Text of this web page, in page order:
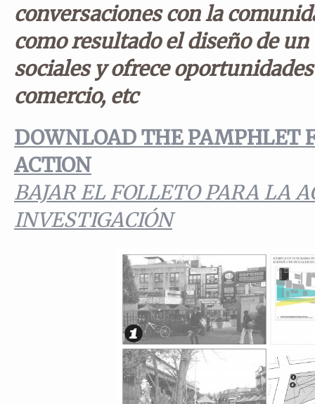
conversaciones con la
como resultado el diseño de
sociales y ofrece
comercio, etc
DOWNLOAD THE PAMPHLET
ACTION
BAJAR EL FOLLETO PARA LA
INVESTIGACIÓN